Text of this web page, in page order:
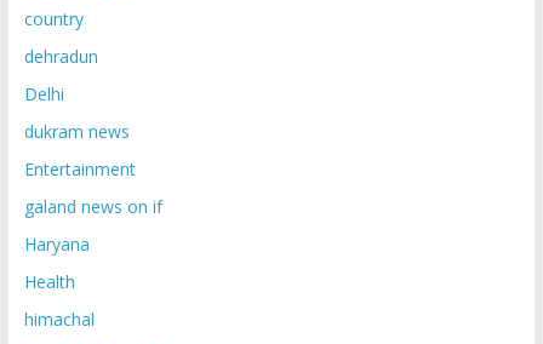
country
dehradun
Delhi
dukram news
Entertainment
galand news on if
Haryana
Health
himachal